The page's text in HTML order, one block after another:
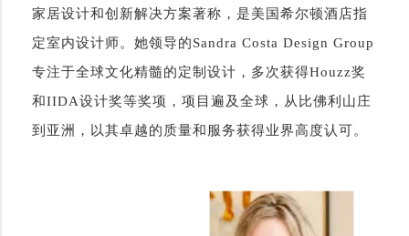
家居设计和创新解决方案著称，是美国希尔顿酒店指
定室内设计师。她领导的Sandra Costa Design Group
专注于全球文化精髓的定制设计，多次获得Houzz奖
和IIDA设计奖等奖项，项目遍及全球，从比佛利山庄
到亚洲，以其卓越的质量和服务获得业界高度认可。